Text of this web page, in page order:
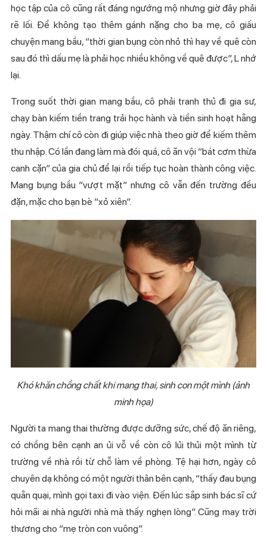
học tập của cô cũng rất đáng ngướng mộ nhưng giờ đây phải
rẽ lối. Để không tạo thêm gánh nặng cho ba mẹ, cô giấu
chuyện mang bầu, “thời gian bụng còn nhỏ thì hay về quê còn
sau đó thì dấu mẹ là phải học nhiều không về quê được”, L nhớ
lại.
Trong suốt thời gian mang bầu, cô phải tranh thủ đi gia sư,
chạy bàn kiếm tiền trang trải học hành và tiền sinh hoạt hằng
ngày. Thậm chí cô còn đi giúp việc nhà theo giờ để kiếm thêm
thu nhập. Có lần đang làm mà đói quá, cô ăn vội “bát cơm thừa
canh cặn” của gia chủ để lại rồi tiếp tục hoàn thành công việc.
Mang bụng bầu “vượt mặt” nhưng cô vẫn đến trường đều
đặn, mặc cho bạn bè “xỏ xiên”.
Khó khăn chồng chất khi mang thai, sinh con một mình (ảnh
minh họa)
Người ta mang thai thường được dưỡng sức, chế độ ăn riêng,
có chồng bên cạnh an ủi vỗ về còn cô lủi thủi một mình từ
trường về nhà rồi từ chỗ làm về phòng. Tệ hại hơn, ngày cô
chuyên dạ không có một người thân bên cạnh, “thấy đau bụng
quằn quại, mình gọi taxi đi vào viện. Đến lúc sắp sinh bác sĩ cứ
hỏi mãi ai nhà người nhà mà thấy nghẹn lòng”. Cũng may trời
thương cho “mẹ tròn con vuông”.